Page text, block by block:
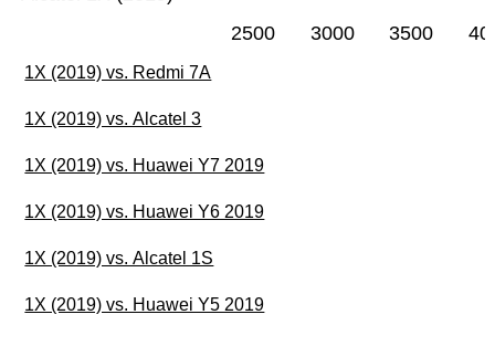
2500 3000 3500
1X (2019) vs. Redmi 7A
1X (2019) vs. Alcatel 3
1X (2019) vs. Huawei Y7 2019
1X (2019) vs. Huawei Y6 2019
1X (2019) vs. Alcatel 1S
1X (2019) vs. Huawei Y5 2019